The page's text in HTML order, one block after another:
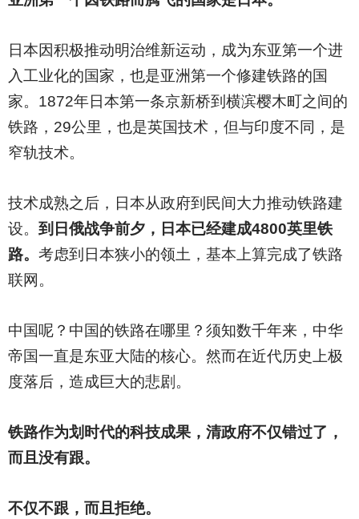
日本因积极推动明治维新运动，成为东亚第一个进
入工业化的国家，也是亚洲第一个修建铁路的国
家。1872年日本第一条京新桥到横滨樱木町之间的
铁路，29公里，也是英国技术，但与印度不同，是
窄轨技术。
技术成熟之后，日本从政府到民间大力推动铁路建
设。 到日俄战争前夕，日本已经建成4800英里铁
路。 考虑到日本狭小的领土，基本上算完成了铁路
联网。
中国呢？中国的铁路在哪里？须知数千年来，中华
帝国一直是东亚大陆的核心。然而在近代历史上极
度落后，造成巨大的悲剧。
铁路作为划时代的科技成果，清政府不仅错过了，
而且没有跟。
不仅不跟，而且拒绝。